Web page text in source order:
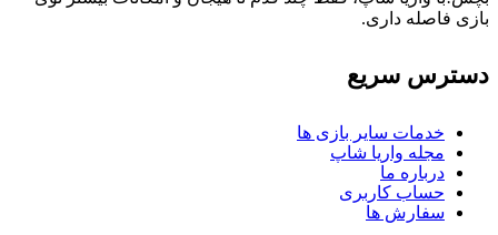
بازی فاصله داری.
دسترس سریع
خدمات سایر بازی ها
مجله واریا شاپ
درباره ما
حساب کاربری
سفارش ها